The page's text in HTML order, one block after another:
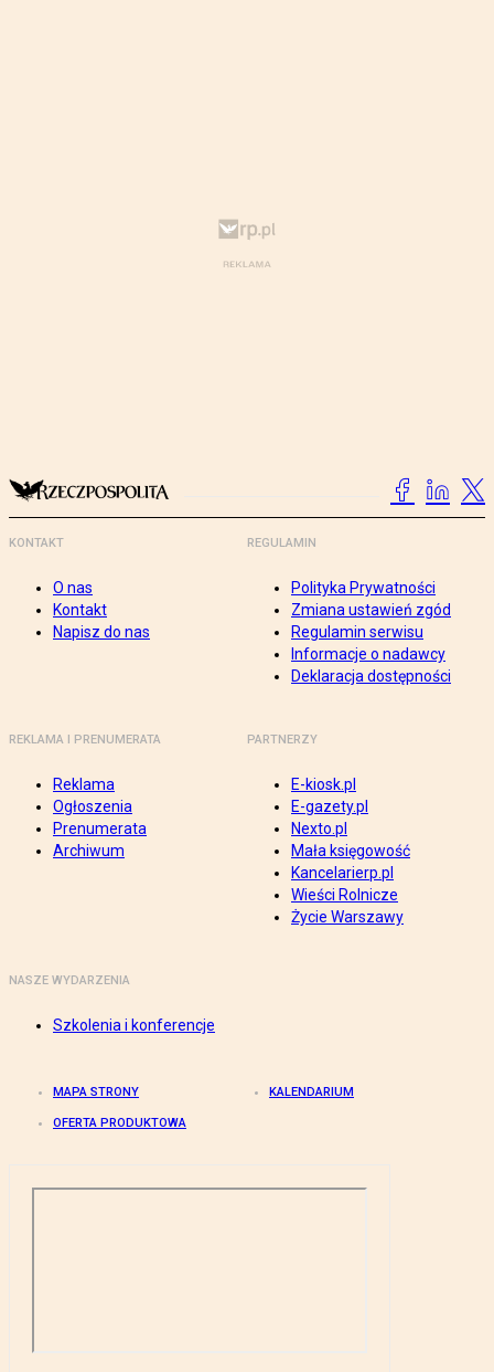
KONTAKT
O nas
Kontakt
Napisz do nas
REGULAMIN
Polityka Prywatności
Zmiana ustawień zgód
Regulamin serwisu
Informacje o nadawcy
Deklaracja dostępności
REKLAMA I PRENUMERATA
Reklama
Ogłoszenia
Prenumerata
Archiwum
PARTNERZY
E-kiosk.pl
E-gazety.pl
Nexto.pl
Mała księgowość
Kancelarierp.pl
Wieści Rolnicze
Życie Warszawy
NASZE WYDARZENIA
Szkolenia i konferencje
MAPA STRONY KALENDARIUM
OFERTA PRODUKTOWA